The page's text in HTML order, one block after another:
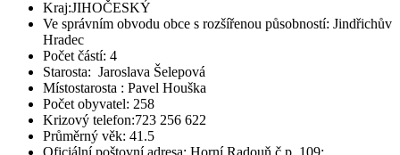
Kraj:JIHOČESKÝ
Ve správním obvodu obce s rozšířenou působností: Jindřichův
Hradec
Počet částí: 4
Starosta: Jaroslava Šelepová
Místostarosta : Pavel Houška
Počet obyvatel: 258
Krizový telefon:723 256 622
Průměrný věk: 41.5
Oficiální poštovní adresa: Horní­ Radouň č.p. 109;